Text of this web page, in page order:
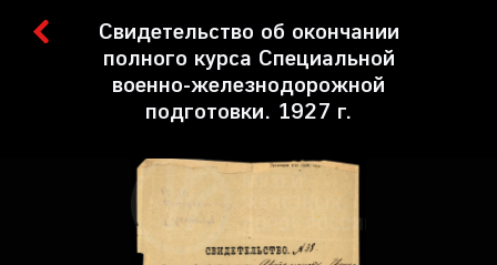
Свидетельство об окончании
полного курса Специальной
военно-железнодорожной
подготовки. 1927 г.